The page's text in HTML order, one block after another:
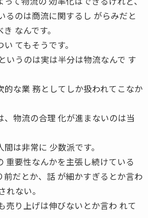
るのは商流に関するし がらみだと
なんです。
てもそうです。
いうのは実は半分は物流なんで す
的な業 務としてしか扱われてこなか
、物流の合理 化が進まないのは当
は非常に 少数派です。
重要性なんかを主張し続けている
前だとか、話 が細かすぎるとか言わ
れない。
売り上げは伸びないとか言わ れて